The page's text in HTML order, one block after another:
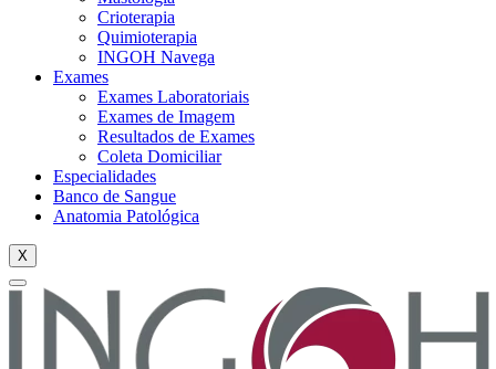
Crioterapia
Quimioterapia
INGOH Navega
Exames
Exames Laboratoriais
Exames de Imagem
Resultados de Exames
Coleta Domiciliar
Especialidades
Banco de Sangue
Anatomia Patológica
X